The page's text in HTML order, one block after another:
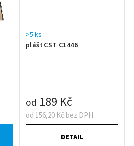
plášť CST C1446
>5 ks
od 156,20 Kč bez DPH
od 189 Kč
DETAIL